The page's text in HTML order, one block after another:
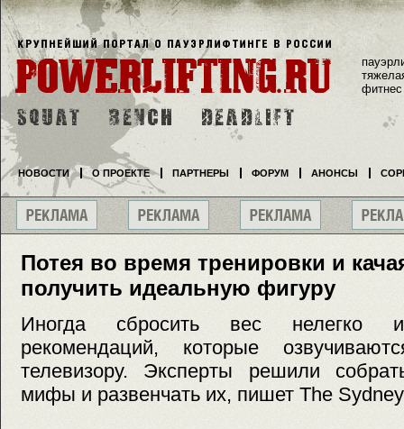
Потея во время тренировки и
получить идеальную фигуру
Иногда сбросить вес нелегко
рекомендаций, которые
телевизору. Эксперты решили
мифы и развенчать их, пишет The
фитнес
НОВОСТИ О ПРОЕКТЕ ПАРТНЕРЫ ФОРУМ АНОНСЫ